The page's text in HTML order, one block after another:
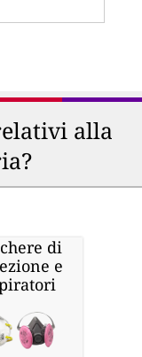
alla
di
e